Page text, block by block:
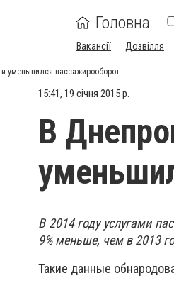
Головна
Вакансії Дозвілля
уменьшился пассажирооборот
15:41, 19 січня 2015 р.
В
В 2014 году услугами
9% меньше, чем в 2013
Такие данные